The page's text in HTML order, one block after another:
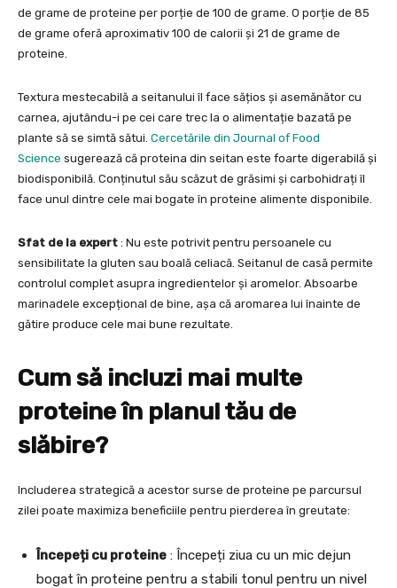
de grame de proteine per porție de 100 de grame. O porție de 85
de grame oferă aproximativ 100 de calorii și 21 de grame de
proteine.
Textura mestecabilă a seitanului îl face sățios și asemănător cu
carnea, ajutându-i pe cei care trec la o alimentație bazată pe
plante să se simtă sătui. Cercetările din Journal of Food
Science sugerează că proteina din seitan este foarte digerabilă și
biodisponibilă. Conținutul său scăzut de grăsimi și carbohidrați îl
face unul dintre cele mai bogate în proteine alimente disponibile.
Sfat de la expert : Nu este potrivit pentru persoanele cu
sensibilitate la gluten sau boală celiacă. Seitanul de casă permite
controlul complet asupra ingredientelor și aromelor. Absoarbe
marinadele excepțional de bine, așa că aromarea lui înainte de
gătire produce cele mai bune rezultate.
Cum să incluzi mai multe
proteine în planul tău de
slăbire?
Includerea strategică a acestor surse de proteine pe parcursul
zilei poate maximiza beneficiile pentru pierderea în greutate:
Începeți cu proteine : Începeți ziua cu un mic dejun
bogat în proteine pentru a stabili tonul pentru un nivel